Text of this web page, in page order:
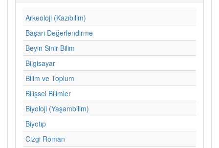
Arkeoloji (Kazıbilim)
Başarı Değerlendirme
Beyin Sinir Bilim
Bilgisayar
Bilim ve Toplum
Bilişsel Bilimler
Biyoloji (Yaşambilim)
Biyotıp
Cizgi Roman